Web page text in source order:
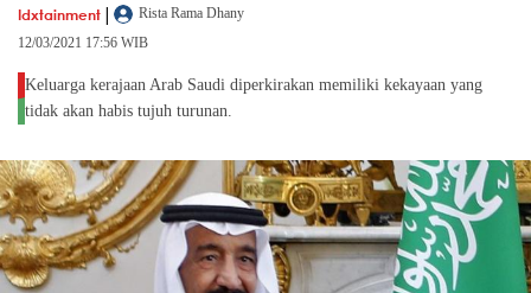
Idxtainment |
Rista Rama Dhany
12/03/2021 17:56 WIB
Keluarga kerajaan Arab Saudi diperkirakan memiliki kekayaan yang
tidak akan habis tujuh turunan.